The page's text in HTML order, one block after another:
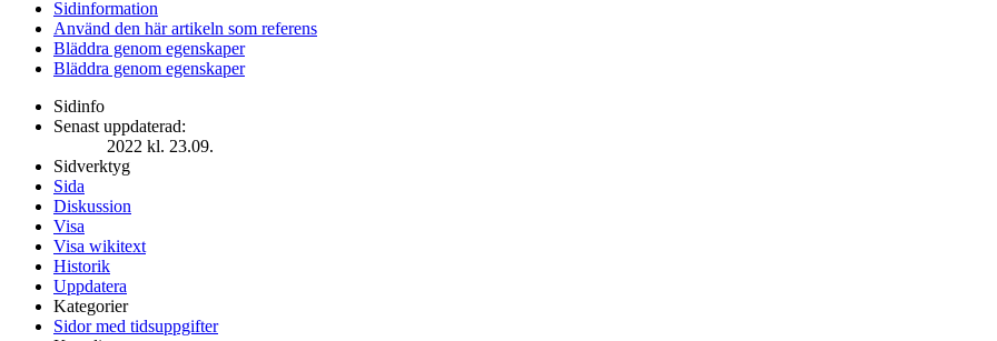
Sidinformation
Använd den här artikeln som referens
Bläddra genom egenskaper
Bläddra genom egenskaper
Sidinfo
Senast uppdaterad:
2022 kl. 23.09.
Sidverktyg
Sida
Diskussion
Visa
Visa wikitext
Historik
Uppdatera
Kategorier
Sidor med tidsuppgifter